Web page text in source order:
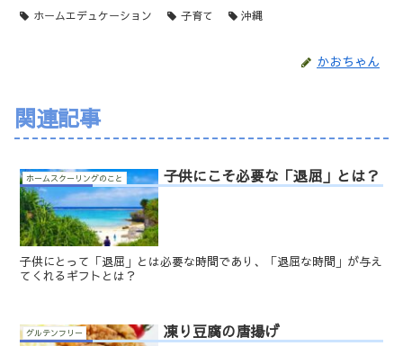
ホームエデュケーション
子育て 沖縄
かおちゃん
関連記事
ホームスクーリングのこと 子供にこそ必要な「退屈」とは？
子供にとって「退屈」とは必要な時間であり、「退屈な時間」が与え
てくれるギフトとは？
グルテンフリー 凍り豆腐の唐揚げ